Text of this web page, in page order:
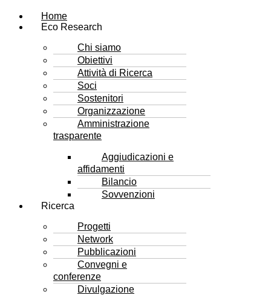
Home
Eco Research
Chi siamo
Obiettivi
Attività di Ricerca
Soci
Sostenitori
Organizzazione
Amministrazione
trasparente
Aggiudicazioni e
affidamenti
Bilancio
Sovvenzioni
Ricerca
Progetti
Network
Pubblicazioni
Convegni e
conferenze
Divulgazione